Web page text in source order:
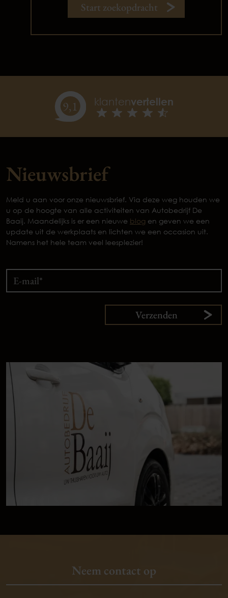
Start zoekopdracht
9,1 klantenvertellen
Nieuwsbrief
Meld u aan voor onze nieuwsbrief. Via deze weg houden we
u op de hoogte van alle activiteiten van Autobedrijf De
Baaij. Maandelijks is er een nieuwe blog en geven we een
update uit de werkplaats en lichten we een occasion uit.
Namens het hele team veel leesplezier!
Verzenden
Neem contact op